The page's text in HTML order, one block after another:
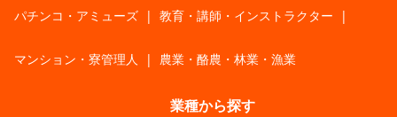
パチンコ・アミューズ | 教育・講師・インストラクター |
マンション・寮管理人 | 農業・酪農・林業・漁業
業種から探す